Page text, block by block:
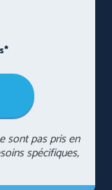
sont pas pris en
spécifiques,